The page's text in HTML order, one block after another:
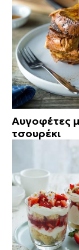
Αυγοφέτες
τσουρέκι